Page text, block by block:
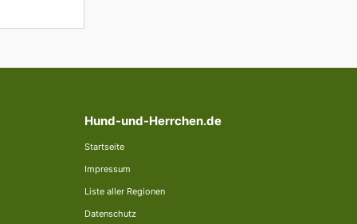
Hund-und-Herrchen.de
Startseite
Impressum
Liste aller Regionen
Datenschutz